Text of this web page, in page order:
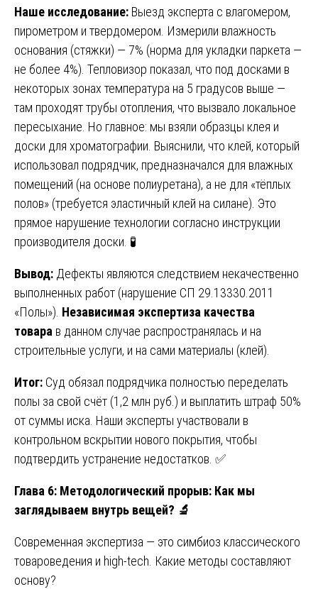
Наше исследование: Выезд эксперта с влагомером,
пирометром и твердомером. Измерили влажность
основания (стяжки) — 7% (норма для укладки паркета —
не более 4%). Тепловизор показал, что под досками в
некоторых зонах температура на 5 градусов выше —
там проходят трубы отопления, что вызвало локальное
пересыхание. Но главное: мы взяли образцы клея и
доски для хроматографии. Выяснили, что клей, который
использовал подрядчик, предназначался для влажных
помещений (на основе полиуретана), а не для «тёплых
полов» (требуется эластичный клей на силане). Это
прямое нарушение технологии согласно инструкции
производителя доски. 🧪
Вывод: Дефекты являются следствием некачественно
выполненных работ (нарушение СП 29.13330.2011
«Полы»). Независимая экспертиза качества
товара в данном случае распространялась и на
строительные услуги, и на сами материалы (клей).
Итог: Суд обязал подрядчика полностью переделать
полы за свой счёт (1,2 млн руб.) и выплатить штраф 50%
от суммы иска. Наши эксперты участвовали в
контрольном вскрытии нового покрытия, чтобы
подтвердить устранение недостатков. ✅
Глава 6: Методологический прорыв: Как мы
заглядываем внутрь вещей? 🔬
Современная экспертиза — это симбиоз классического
товароведения и high-tech. Какие методы составляют
основу?